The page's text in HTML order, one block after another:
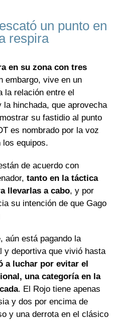
un punto en
respira
en su zona con tres
embargo, vive en un
la relación entre el
la hinchada, que aprovecha
su fastidio al punto
es nombrado por la voz
los equipos.
de acuerdo con
tanto en la táctica
llevarlas a cabo, y por
su intención de que Gago
aún está pagando la
deportiva que vivió hasta
a luchar por evitar el
una categoría en la
. El Rojo tiene apenas
y dos por encima de
y una derrota en el clásico